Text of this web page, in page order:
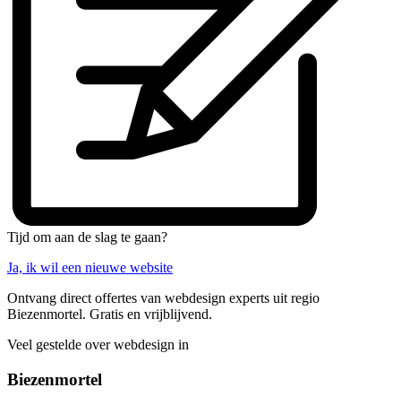
Tijd om aan de slag te gaan?
Ja, ik wil een nieuwe website
Ontvang direct offertes van webdesign experts uit regio
Biezenmortel. Gratis en vrijblijvend.
Veel gestelde over webdesign in
Biezenmortel